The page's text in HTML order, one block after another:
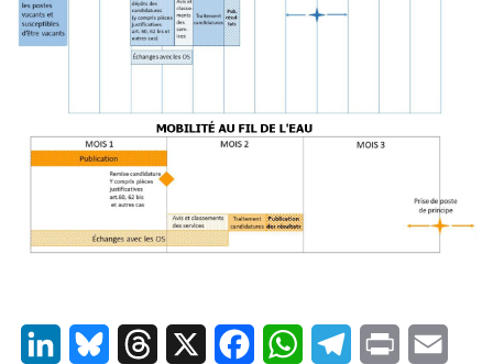
LinkedInBluesky Threads FacebookWhatsAppTelegram
Print